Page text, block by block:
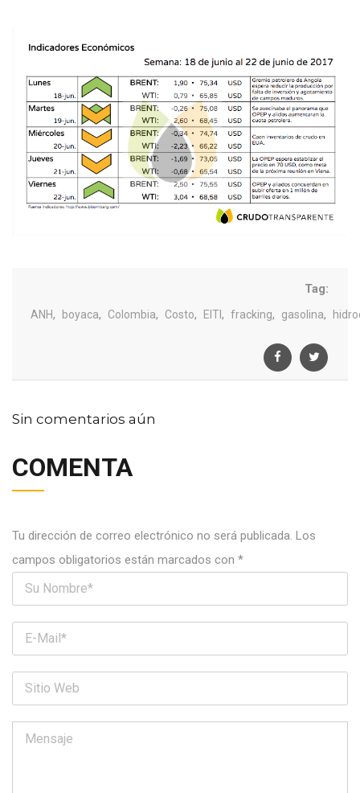
Tag:
ANH, boyaca, Colombia, Costo, EITI, fracking, gasolina,
Sin comentarios aún
COMENTA
Tu dirección de correo electrónico no será publicada. Los
campos obligatorios están marcados con *